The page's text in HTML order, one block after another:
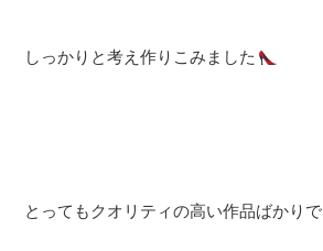
しっかりと考え作りこみました
とってもクオリティの高い作品ばかりで